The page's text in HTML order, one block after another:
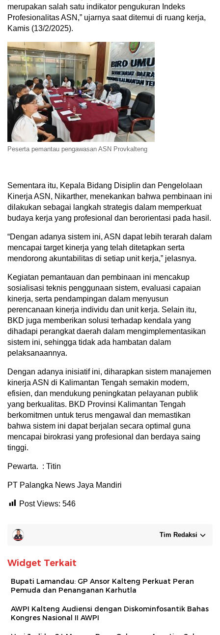
merupakan salah satu indikator pengukuran Indeks
Profesionalitas ASN,” ujarnya saat ditemui di ruang kerja,
Kamis (13/2/2025).
Peserta pemantau pengawasan ASN Provkalteng
Sementara itu, Kepala Bidang Disiplin dan Pengelolaan
Kinerja ASN, Nikarther, menekankan bahwa pembinaan ini
dilakukan sebagai langkah strategis dalam memperkuat
budaya kerja yang profesional dan berorientasi pada hasil.
“Dengan adanya sistem ini, ASN dapat lebih terarah dalam
mencapai target kinerja yang telah ditetapkan serta
mendorong akuntabilitas di setiap unit kerja,” jelasnya.
Kegiatan pemantauan dan pembinaan ini mencakup
sosialisasi teknis penggunaan sistem, evaluasi capaian
kinerja, serta pendampingan dalam menyusun
perencanaan kinerja individu dan unit kerja. Selain itu,
BKD juga memberikan solusi terhadap kendala yang
dihadapi perangkat daerah dalam mengimplementasikan
sistem ini, sehingga tidak ada hambatan dalam
pelaksanaannya.
Dengan adanya inisiatif ini, diharapkan sistem manajemen
kinerja ASN di Kalimantan Tengah semakin modern,
efisien, dan mendukung peningkatan pelayanan publik
yang berkualitas. BKD Provinsi Kalimantan Tengah
berkomitmen untuk terus mengawal dan memastikan
bahwa sistem ini dapat berjalan secara optimal guna
mencapai birokrasi yang profesional dan berdaya saing
tinggi.
Pewarta. : Titin
PT Palangka News Jaya Mandiri
Post Views: 546
Tim Redaksi
Widget Terkait
Bupati Lamandau: GP Ansor Kalteng Perkuat Peran
Pemuda dan Penanganan Karhutla
AWPI Kalteng Audiensi dengan Diskominfosantik Bahas
Kongres Nasional II AWPI